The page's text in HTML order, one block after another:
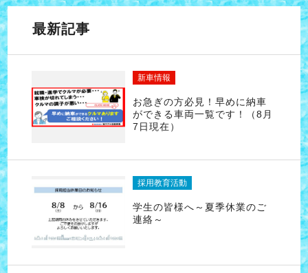
最新記事
新車情報
お急ぎの方必見！早めに納車
ができる車両一覧です！（8月
7日現在）
採用教育活動
学生の皆様へ～夏季休業のご
連絡～